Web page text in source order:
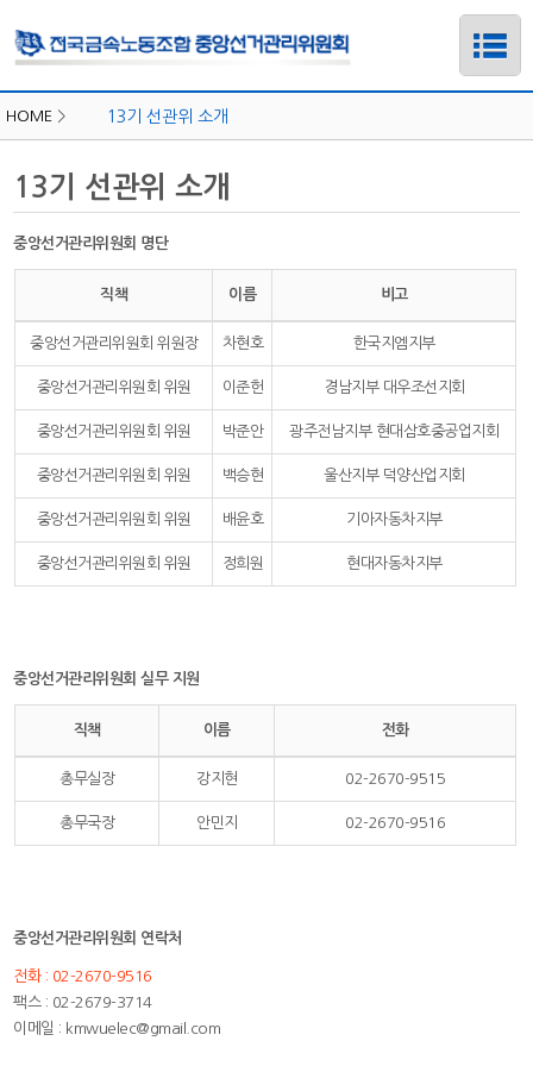
하위메뉴
하위메뉴
HOME > 13기 선관위 소개
13기 선관위 소개
중앙선거관리위원회 명단
직책 이름 비고
중앙선거관리위원회 위원장 차현호 한국지엠지부
중앙선거관리위원회 위원 이준헌 경남지부 대우조선지회
중앙선거관리위원회 위원 박준안 광주전남지부 현대삼호중공업지회
중앙선거관리위원회 위원 백승현 울산지부 덕양산업지회
중앙선거관리위원회 위원 배윤호 기아자동차지부
중앙선거관리위원회 위원 정희원 현대자동차지부
중앙선거관리위원회 실무 지원
직책 이름 전화
총무실장 강지현 02-2670-9515
총무국장 안민지 02-2670-9516
중앙선거관리위원회 연락처
전화 : 02-2670-9516
팩스 : 02-2679-3714
이메일 : kmwuelec@gmail.com